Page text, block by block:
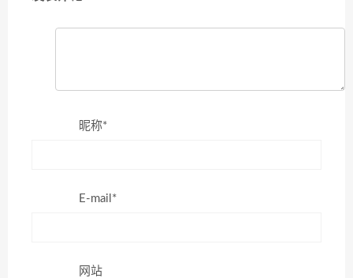
昵称*
E-mail*
网站